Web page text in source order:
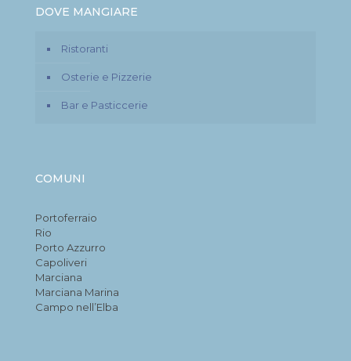
DOVE MANGIARE
Ristoranti
Osterie e Pizzerie
Bar e Pasticcerie
COMUNI
Portoferraio
Rio
Porto Azzurro
Capoliveri
Marciana
Marciana Marina
Campo nell’Elba